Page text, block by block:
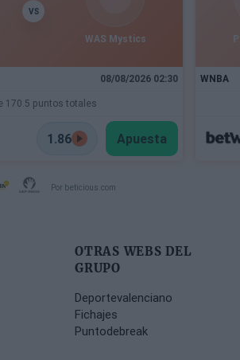
VS
WAS Mystics
08/08/2026 02:30
170.5 puntos totales
1.86 Apuesta
WNBA
Por beticious.com
OTRAS WEBS DEL
GRUPO
Deportevalenciano
Fichajes
Puntodebreak